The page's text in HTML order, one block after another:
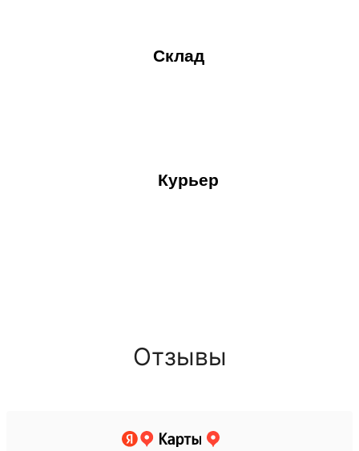
Склад
Курьер